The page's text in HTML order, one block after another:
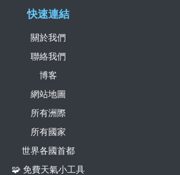
快速連結
關於我們
聯絡我們
博客
網站地圖
所有洲際
所有國家
世界各國首都
🧩 免費天氣小工具